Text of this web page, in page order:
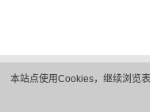
本站点使用Cookies，继续浏览